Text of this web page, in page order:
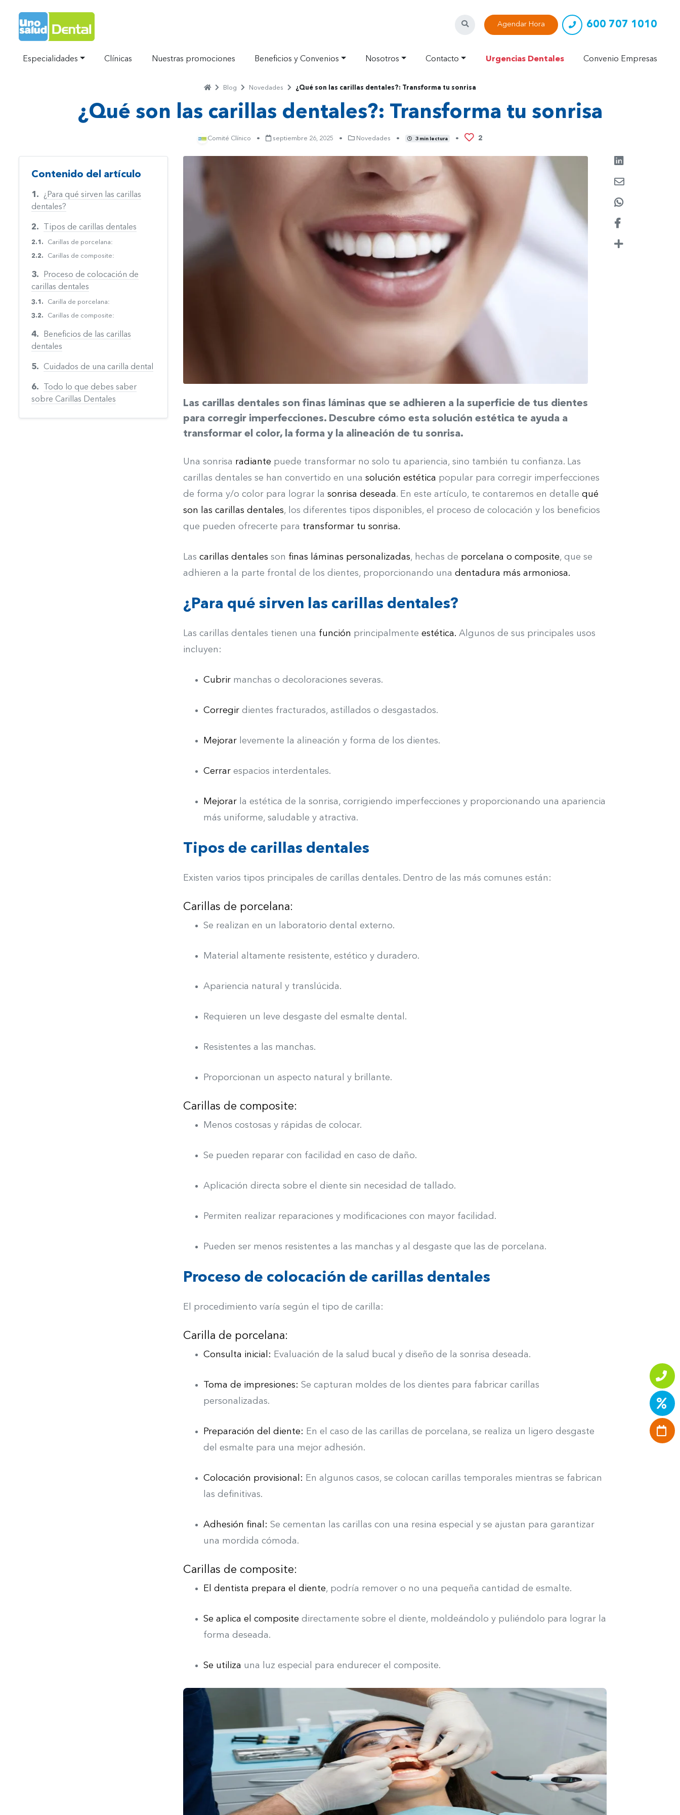
Buscar Agendar Hora 600 707 1010
Especialidades Clínicas Nuestras promociones Beneficios y Convenios Nosotros Contacto Urgencias Dentales Convenio Empresas
HomeBlog
Novedades
¿Qué son las carillas dentales?: Transforma tu sonrisa
¿Qué son las carillas dentales?: Transforma tu sonrisa
Comité Clínico • septiembre 26, 2025 • Novedades • 3 min lectura • 2
Contenido del artículo
¿Para qué sirven las carillas
dentales?
Tipos de carillas dentales
Carillas de porcelana:
Carillas de composite:
Proceso de colocación de
carillas dentales
Carilla de porcelana:
Carillas de composite:
Beneficios de las carillas
dentales
Cuidados de una carilla dental
Todo lo que debes saber
sobre Carillas Dentales
Las carillas dentales son finas láminas que se adhieren a la superficie de tus dientes
para corregir imperfecciones. Descubre cómo esta solución estética te ayuda a
transformar el color, la forma y la alineación de tu sonrisa.
Una sonrisa radiante puede transformar no solo tu apariencia, sino también tu confianza. Las
carillas dentales se han convertido en una solución estética popular para corregir imperfecciones
de forma y/o color para lograr la sonrisa deseada. En este artículo, te contaremos en detalle qué
son las carillas dentales, los diferentes tipos disponibles, el proceso de colocación y los beneficios
que pueden ofrecerte para transformar tu sonrisa.
Las carillas dentales son finas láminas personalizadas, hechas de porcelana o composite, que se
adhieren a la parte frontal de los dientes, proporcionando una dentadura más armoniosa.
¿Para qué sirven las carillas dentales?
Las carillas dentales tienen una función principalmente estética. Algunos de sus principales usos
incluyen:
Cubrir manchas o decoloraciones severas.
Corregir dientes fracturados, astillados o desgastados.
Mejorar levemente la alineación y forma de los dientes.
Cerrar espacios interdentales.
Mejorar la estética de la sonrisa, corrigiendo imperfecciones y proporcionando una apariencia
más uniforme, saludable y atractiva.
Tipos de carillas dentales
Existen varios tipos principales de carillas dentales. Dentro de las más comunes están:
Carillas de porcelana:
Se realizan en un laboratorio dental externo.
Material altamente resistente, estético y duradero.
Apariencia natural y translúcida.
Requieren un leve desgaste del esmalte dental.
Resistentes a las manchas.
Proporcionan un aspecto natural y brillante.
Carillas de composite:
Menos costosas y rápidas de colocar.
Se pueden reparar con facilidad en caso de daño.
Aplicación directa sobre el diente sin necesidad de tallado.
Permiten realizar reparaciones y modificaciones con mayor facilidad.
Pueden ser menos resistentes a las manchas y al desgaste que las de porcelana.
Proceso de colocación de carillas dentales
El procedimiento varía según el tipo de carilla:
Carilla de porcelana:
Consulta inicial: Evaluación de la salud bucal y diseño de la sonrisa deseada.
Toma de impresiones: Se capturan moldes de los dientes para fabricar carillas
personalizadas.
Preparación del diente: En el caso de las carillas de porcelana, se realiza un ligero desgaste
del esmalte para una mejor adhesión.
Colocación provisional: En algunos casos, se colocan carillas temporales mientras se fabrican
las definitivas.
Adhesión final: Se cementan las carillas con una resina especial y se ajustan para garantizar
una mordida cómoda.
Carillas de composite:
El dentista prepara el diente, podría remover o no una pequeña cantidad de esmalte.
Se aplica el composite directamente sobre el diente, moldeándolo y puliéndolo para lograr la
forma deseada.
Se utiliza una luz especial para endurecer el composite.
Compartir en
Compartir en
Compartir